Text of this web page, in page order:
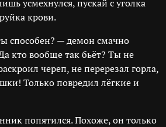
усмехнулся, пускай с уголка
крови.
способен? — демон смачно
кто вообще так бьёт? Ты не
череп, не перерезал горла,
Только повредил лёгкие и
попятился. Похоже, он только